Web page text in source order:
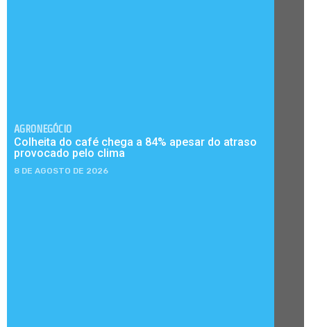
AGRONEGÓCIO
Colheita do café chega a 84% apesar do atraso
provocado pelo clima
8 DE AGOSTO DE 2026